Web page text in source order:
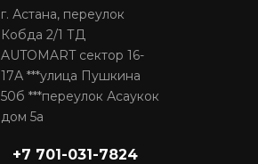
г. Астана, переулок
Кобда 2/1 ТД
AUTOMART сектор 16-
17А ***улица Пушкина
50б ***переулок Асаукок
дом 5а
+7 701-031-7824